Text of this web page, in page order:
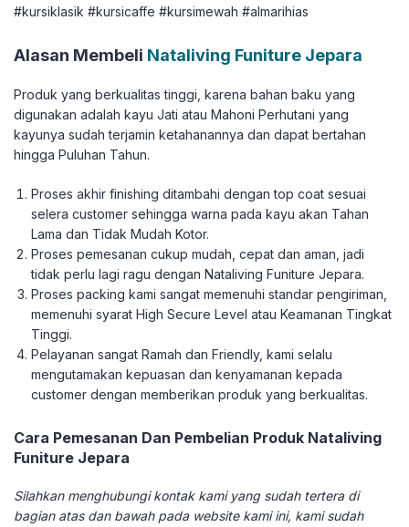
#kursiklasik #kursicaffe #kursimewah #almarihias
Alasan Membeli Nataliving Funiture Jepara
Produk yang berkualitas tinggi, karena bahan baku yang
digunakan adalah kayu Jati atau Mahoni Perhutani yang
kayunya sudah terjamin ketahanannya dan dapat bertahan
hingga Puluhan Tahun.
Proses akhir finishing ditambahi dengan top coat sesuai
selera customer sehingga warna pada kayu akan Tahan
Lama dan Tidak Mudah Kotor.
Proses pemesanan cukup mudah, cepat dan aman, jadi
tidak perlu lagi ragu dengan Nataliving Funiture Jepara.
Proses packing kami sangat memenuhi standar pengiriman,
memenuhi syarat High Secure Level atau Keamanan Tingkat
Tinggi.
Pelayanan sangat Ramah dan Friendly, kami selalu
mengutamakan kepuasan dan kenyamanan kepada
customer dengan memberikan produk yang berkualitas.
Cara Pemesanan Dan Pembelian Produk Nataliving
Funiture Jepara
Silahkan menghubungi kontak kami yang sudah tertera di
bagian atas dan bawah pada website kami ini, kami sudah